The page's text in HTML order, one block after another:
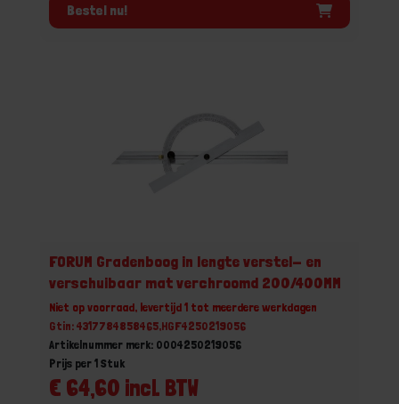
Bestel nu!
FORUM Gradenboog in lengte verstel- en
verschuibaar mat verchroomd 200/400MM
Niet op voorraad, levertijd 1 tot meerdere werkdagen
Gtin: 4317784858465,HGF4250219056
Artikelnummer merk: 0004250219056
€ 64,60 incl. BTW
Prijs per 1 Stuk